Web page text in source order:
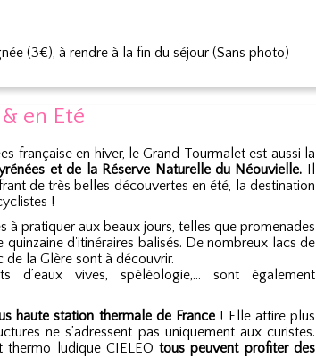
(3€), à rendre à la fin du séjour (Sans photo)
en Eté
française en hiver, le Grand Tourmalet est aussi la
et de la Réserve Naturelle du Néouvielle. Il
de très belles découvertes en été, la destination
!
à pratiquer aux beaux jours, telles que promenades
quinzaine d'itinéraires balisés. De nombreux lacs de
la Glère sont à découvrir.
d’eaux vives, spéléologie,… sont également
haute station thermale de France ! Elle attire plus
ne s’adressent pas uniquement aux curistes.
thermo ludique CIELEOtous peuvent profiter des